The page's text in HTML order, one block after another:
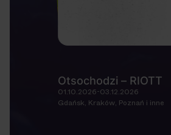
Otsochodzi – RIOTT
01.10.2026-03.12.2026
Gdańsk, Kraków, Poznań i inne